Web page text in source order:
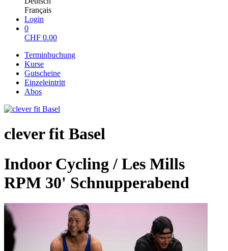
Français
Login
0
CHF 0.00
Terminbuchung
Kurse
Gutscheine
Einzeleintritt
Abos
clever fit Basel
Indoor Cycling / Les Mills
RPM 30' Schnupperabend